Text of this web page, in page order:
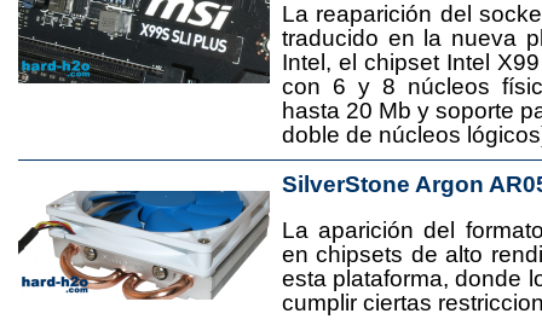
La reaparición del
traducido en la nueva
Intel, el chipset Intel
con 6 y 8 núcleos
hasta 20 Mb y soporte
doble de núcleos
SilverStone Argon
La aparición del
en chipsets de alto
esta plataforma, donde
cumplir ciertas